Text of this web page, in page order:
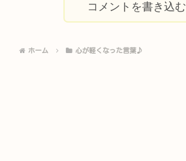
コメントを書き込む
ホーム 心が軽くなった言葉♪